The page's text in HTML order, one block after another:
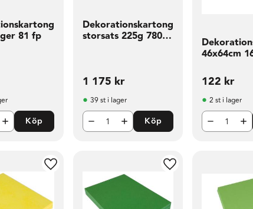
81 fp
Köp
Dekorationskartong
storsats 225g 780
1 175 kr
39 st i lager
Köp
46x64cm
122 kr
2 st i lager
Lägg till i favoriter Lägg till i favoriter